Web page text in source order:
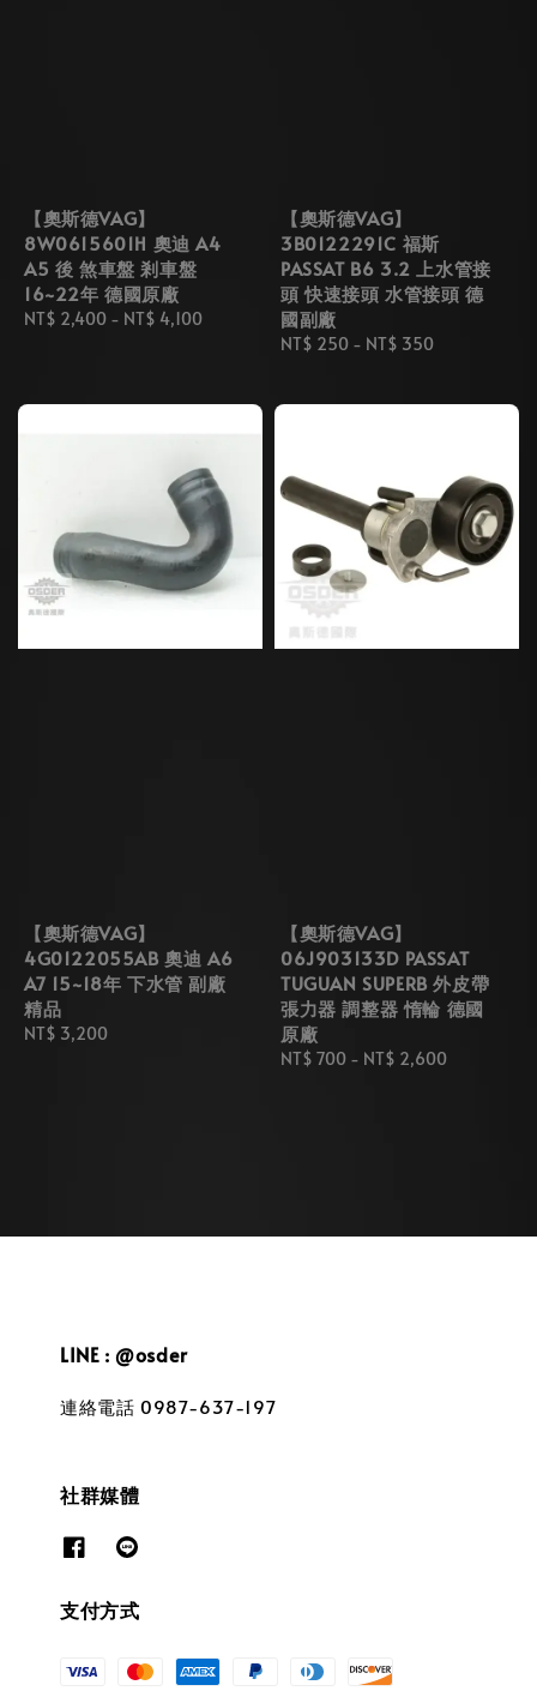
【奧斯德VAG】
8W0615601H 奧迪 A4
A5 後 煞車盤 剎車盤
16~22年 德國原廠
Regular
NT$ 2,400 - NT$ 4,100
【奧斯德VAG】
3B0122291C 福斯
PASSAT B6 3.2 上水管接
頭 快速接頭 水管接頭 德
國副廠
Regular
NT$ 250 - NT$ 350
【奧斯德VAG】
4G0122055AB 奧迪 A6
A7 15~18年 下水管 副廠
精品
Regular
NT$ 3,200
【奧斯德VAG】
06J903133D PASSAT
TUGUAN SUPERB 外皮帶
張力器 調整器 惰輪 德國
原廠
Regular
NT$ 700 - NT$ 2,600
LINE : @osder
連絡電話 0987-637-197
社群媒體
支付方式